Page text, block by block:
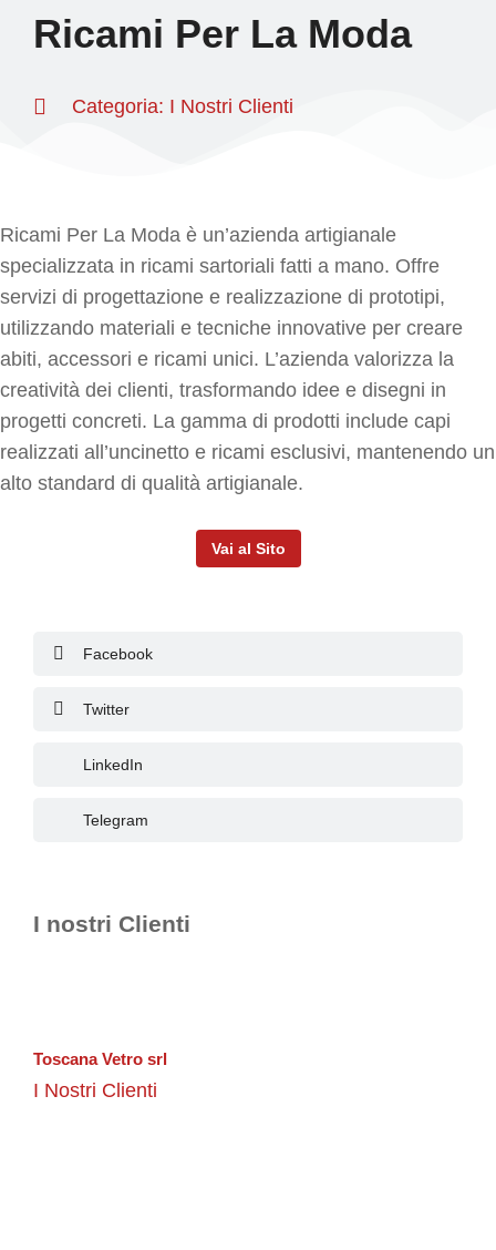
Ricami Per La Moda
Categoria: I Nostri Clienti
Ricami Per La Moda è un’azienda artigianale
specializzata in ricami sartoriali fatti a mano. Offre
servizi di progettazione e realizzazione di prototipi,
utilizzando materiali e tecniche innovative per creare
abiti, accessori e ricami unici. L’azienda valorizza la
creatività dei clienti, trasformando idee e disegni in
progetti concreti. La gamma di prodotti include capi
realizzati all’uncinetto e ricami esclusivi, mantenendo un
alto standard di qualità artigianale.
Vai al Sito
Facebook
Twitter
LinkedIn
Telegram
I nostri Clienti
Toscana Vetro srl
I Nostri Clienti